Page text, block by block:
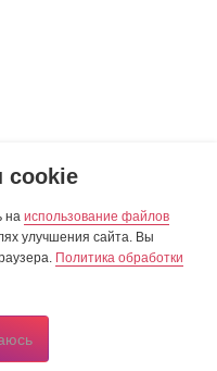
cookie
на использование файлов
улучшения сайта. Вы
Политика обработки